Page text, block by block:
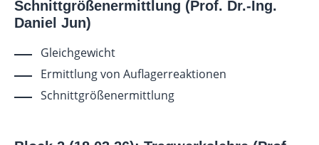
Schnittgrößenermittlung (Prof. Dr.-Ing.
Daniel Jun)
Gleichgewicht
Ermittlung von Auflagerreaktionen
Schnittgrößenermittlung